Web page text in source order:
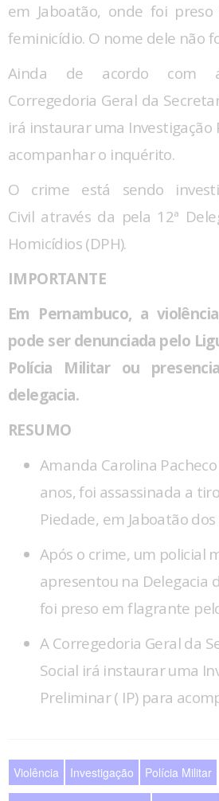
em Jaboatão, onde foi
feminicídio. O nome dele não
Ainda de acordo com
Corregedoria Geral da
irá instaurar uma Investigação
acompanhar o inquérito.
O crime está sendo
Civil através da pela 12ª
Homicídios (DPH).
IMPORTANTE
Em Pernambuco, a
pode ser denunciada pelo
Polícia Militar ou
delegacia.
RESUMO
Amanda Carolina
anos, foi assassinada a
Piedade, em Jaboatão
Após o crime, um policial
apresentou na Delegacia
foi preso em flagrante
A Corregedoria Geral da
Social irá instaurar uma
Preliminar ( IP) para
Violência Investigação Polícia Militar